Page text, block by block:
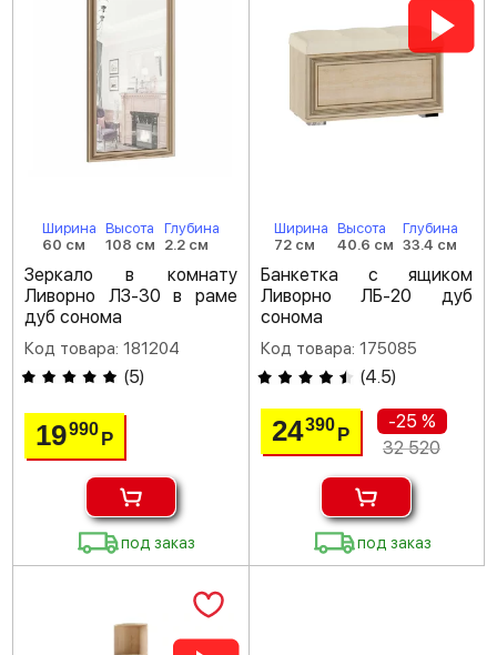
Ширина
60 см
Высота
108 см
Глубина
2.2 см
Зеркало в комнату
Ливорно ЛЗ-30 в раме
дуб сонома
Код товара: 181204
(5)
19990Р
под заказ
Ширина
72 см
Высота
40.6 см
Глубина
33.4 см
Банкетка с ящиком
Ливорно ЛБ-20 дуб
сонома
Код товара: 175085
(4.5)
24390 Р
-25 %
32 520
под заказ